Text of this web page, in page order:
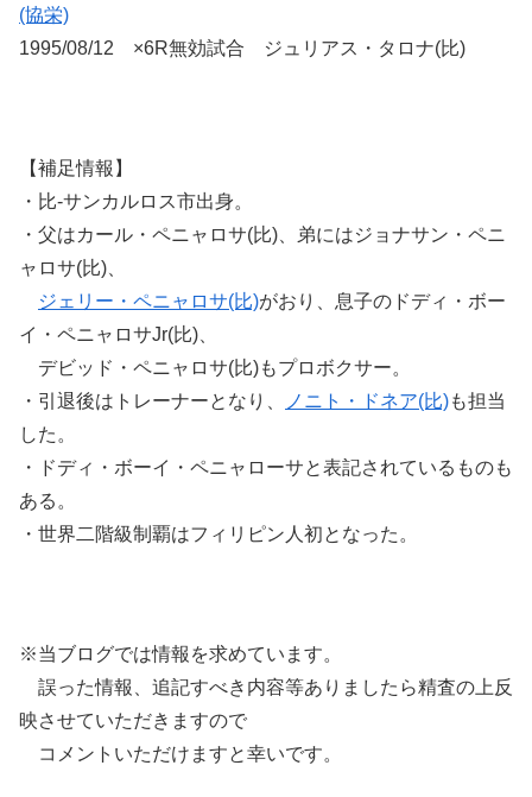
(協栄)
1995/08/12 ×6R無効試合 ジュリアス・タロナ(比)
【補足情報】
・比-サンカルロス市出身。
・父はカール・ペニャロサ(比)、弟にはジョナサン・ペニ
ャロサ(比)、
ジェリー・ペニャロサ(比)がおり、息子のドディ・ボー
イ・ペニャロサJr(比)、
デビッド・ペニャロサ(比)もプロボクサー。
・引退後はトレーナーとなり、
ノニト・ドネア(比)も担当
した。
・ドディ・ボーイ・ペニャローサと表記されているものも
ある。
・世界二階級制覇はフィリピン人初となった。
※当ブログでは情報を求めています。
誤った情報、追記すべき内容等ありましたら精査の上反
映させていただきますので
コメントいただけますと幸いです。